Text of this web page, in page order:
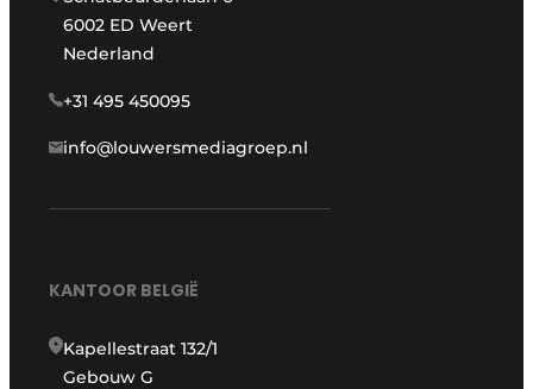
6002 ED Weert
Nederland
+31 495 450095
info@louwersmediagroep.nl
KANTOOR BELGIË
Kapellestraat 132/1
Gebouw G